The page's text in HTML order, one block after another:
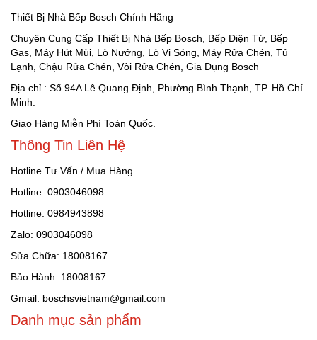
Thiết Bị Nhà Bếp Bosch Chính Hãng
Chuyên Cung Cấp Thiết Bị Nhà Bếp Bosch, Bếp Điện Từ, Bếp
Gas, Máy Hút Mùi, Lò Nướng, Lò Vi Sóng, Máy Rửa Chén, Tủ
Lạnh, Chậu Rửa Chén, Vòi Rửa Chén, Gia Dụng Bosch
Địa chỉ : Số 94A Lê Quang Định, Phường Bình Thạnh, TP. Hồ Chí
Minh.
Giao Hàng Miễn Phí Toàn Quốc.
Thông Tin Liên Hệ
Hotline Tư Vấn / Mua Hàng
Hotline: 0903046098
Hotline: 0984943898
Zalo: 0903046098
Sửa Chữa: 18008167
Bảo Hành: 18008167
Gmail: boschsvietnam@gmail.com
Danh mục sản phẩm